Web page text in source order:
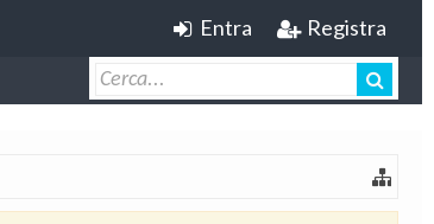
Entra Registra